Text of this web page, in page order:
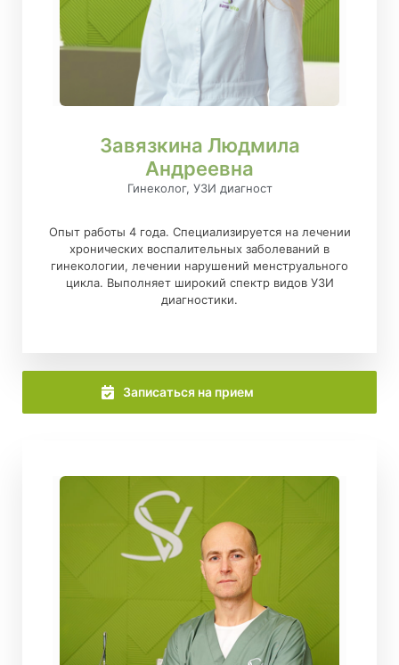
Завязкина Людмила
Андреевна
Гинеколог, УЗИ диагност
Опыт работы 4 года. Специализируется на лечении
хронических воспалительных заболеваний в
гинекологии, лечении нарушений менструального
цикла. Выполняет широкий спектр видов УЗИ
диагностики.
Записаться на прием